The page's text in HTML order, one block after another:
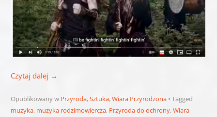
Czytaj dalej →
Opublikowany w Przyroda,Sztuka,Wiara Przyrodzona
Tagged
muzyka, muzyka rodzimowiercza, Przyroda do ochrony,Wiara